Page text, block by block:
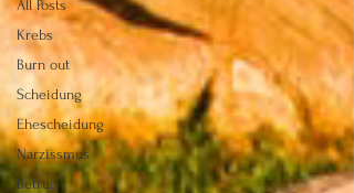
All Posts
Krebs
Burn out
Scheidung
Ehescheidung
Narzissmus
Betrug